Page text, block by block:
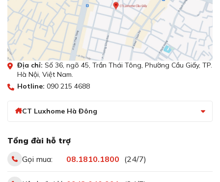
Địa chỉ: Số 36, ngõ 45, Trần Thái Tông, Phường Cầu Giấy, TP.
Hà Nội, Việt Nam.
Hotline: 090 215 4688
CT Luxhome Hà Đông
Tổng đài hỗ trợ
Gọi mua:
08.1810.1800 (24/7)